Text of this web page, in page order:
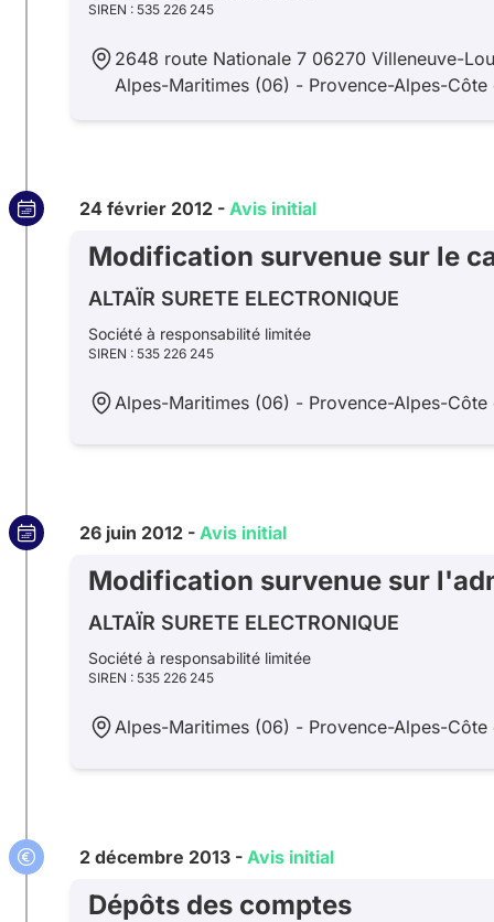
SIREN : 535 226 245
2648 route Nationale 7 06270 Villeneuve-
Alpes-Maritimes (06) - Provence-Alpes-Côte
24 février 2012 - Avis initial
Modification survenue sur le
ALTAÏR SURETE ELECTRONIQUE
Société à responsabilité limitée
SIREN : 535 226 245
Alpes-Maritimes (06) - Provence-Alpes-Côte
26 juin 2012 - Avis initial
Modification survenue sur
ALTAÏR SURETE ELECTRONIQUE
Société à responsabilité limitée
SIREN : 535 226 245
Alpes-Maritimes (06) - Provence-Alpes-Côte
2 décembre 2013 - Avis initial
Dépôts des comptes